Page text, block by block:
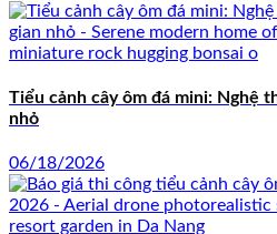
Tiểu cảnh cây ôm đá mini: Nghệ
nhỏ
06/18/2026